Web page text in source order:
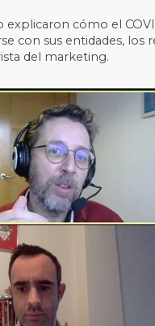
cómo el
con sus entidades,
del marketing.